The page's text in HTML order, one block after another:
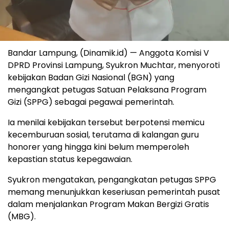
Bandar Lampung, (Dinamik.id) — Anggota Komisi V
DPRD Provinsi Lampung, Syukron Muchtar, menyoroti
kebijakan Badan Gizi Nasional (BGN) yang
mengangkat petugas Satuan Pelaksana Program
Gizi (SPPG) sebagai pegawai pemerintah.
Ia menilai kebijakan tersebut berpotensi memicu
kecemburuan sosial, terutama di kalangan guru
honorer yang hingga kini belum memperoleh
kepastian status kepegawaian.
Syukron mengatakan, pengangkatan petugas SPPG
memang menunjukkan keseriusan pemerintah pusat
dalam menjalankan Program Makan Bergizi Gratis
(MBG).